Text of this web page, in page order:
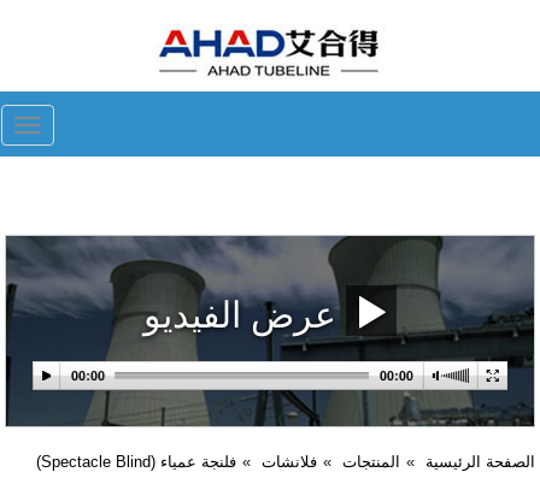
عرض الفيديو
الصفحة الرئيسية المنتجات فلانشات فلنجة عمياء (Spectacle Blind)